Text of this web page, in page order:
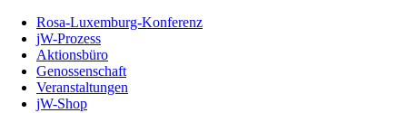
Inhalt
Seite
Rosa-Luxemburg-Konferenz
jW-Prozess
Aktionsbüro
Genossenschaft
Veranstaltungen
jW-Shop